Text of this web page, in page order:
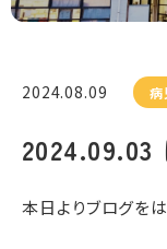
2024.08.09 病
本日よりブログを